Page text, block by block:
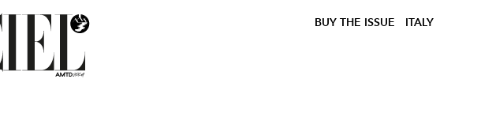
BUY THE ISSUE ITALY